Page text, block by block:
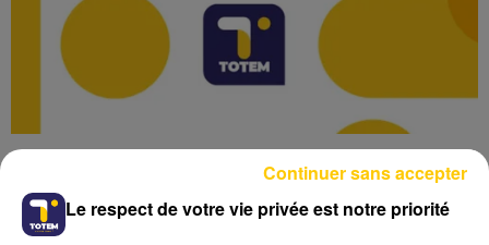
Le respect de votre vie privée est notre priorité
Continuer sans accepter